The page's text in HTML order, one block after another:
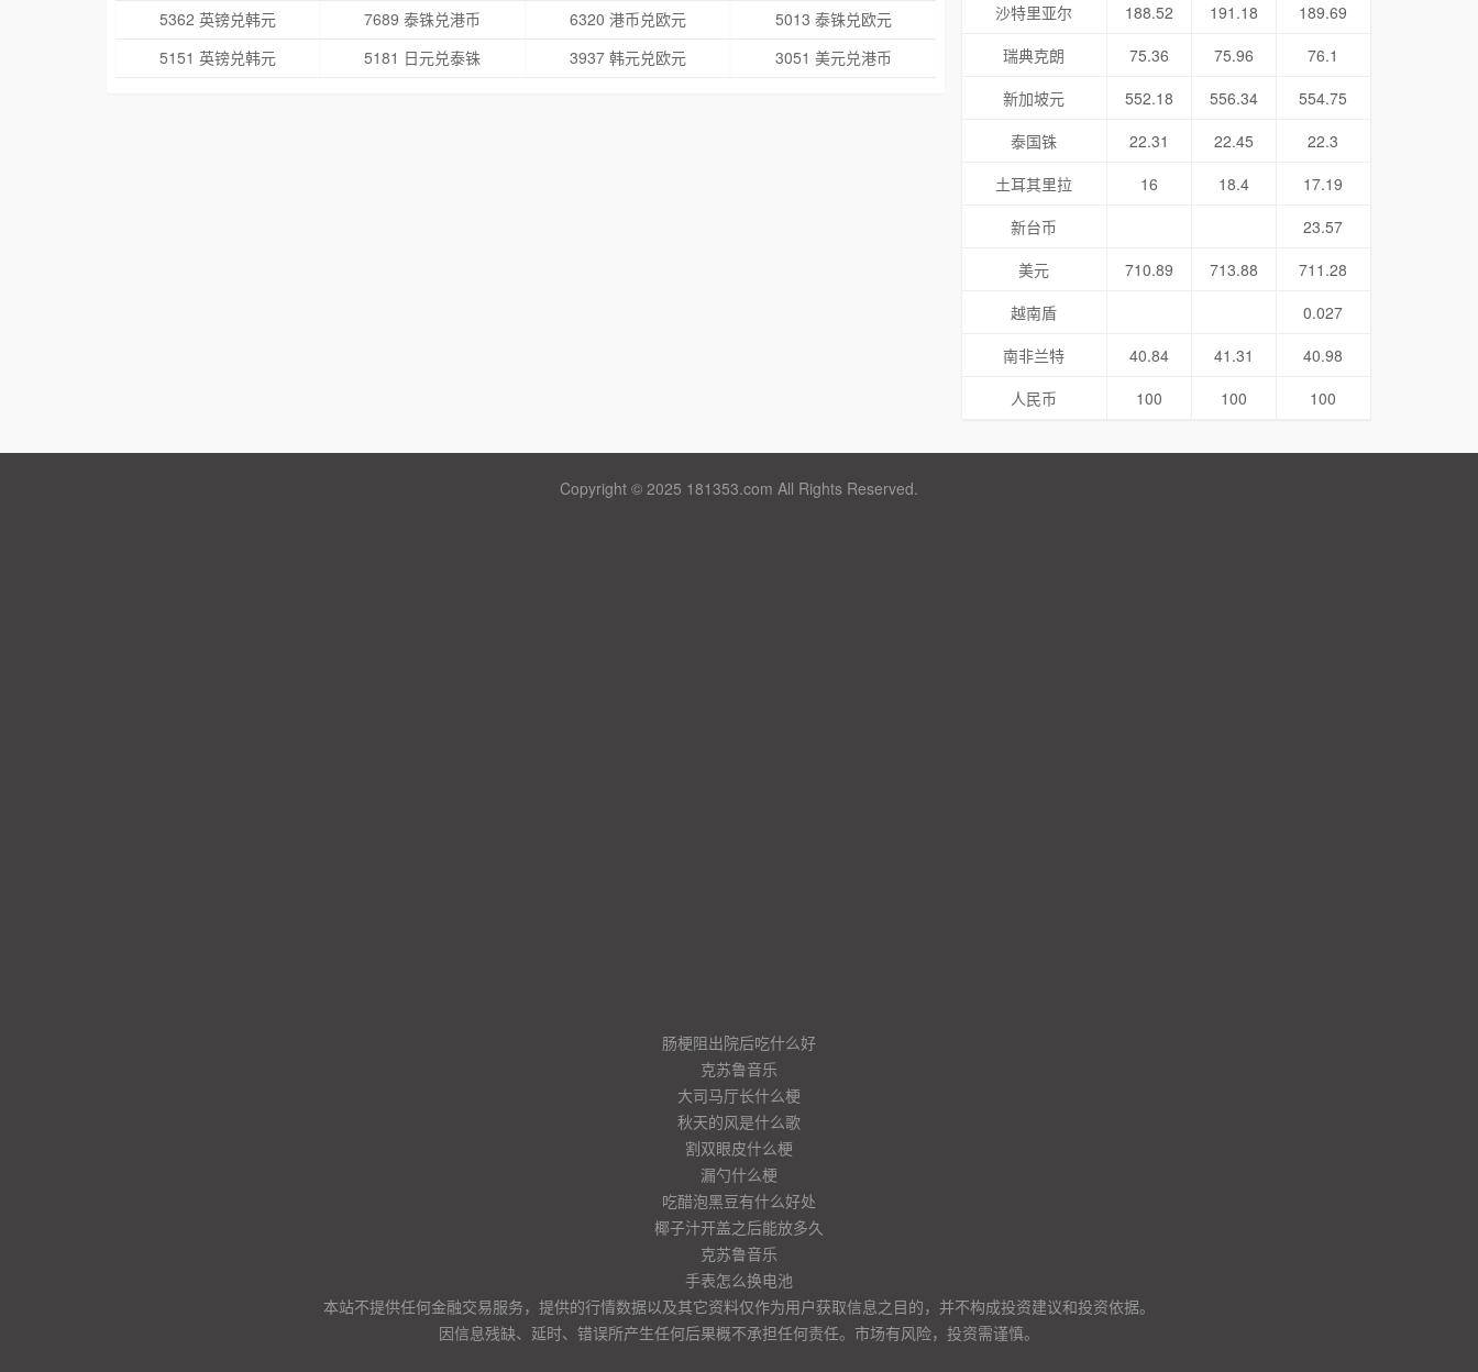
5362 英镑兑韩元
7689 泰铢兑港币 6320 港币兑欧元
5013 泰铢兑欧元
5151 英镑兑韩元
5181 日元兑泰铢 3937 韩元兑欧元 3051 美元兑港币
沙特里亚尔
188.52 191.18
189.69
瑞典克朗
75.36 75.96
76.1
新加坡元
552.18 556.34
554.75
泰国铢
22.31 22.45
22.3
土耳其里拉
16 18.4
17.19
新台币
23.57
美元
710.89 713.88
711.28
越南盾
0.027
南非兰特
40.84 41.31
40.98
人民币
100 100 100
Copyright © 2025 181353.com All Rights Reserved.
肠梗阻出院后吃什么好
克苏鲁音乐
大司马厅长什么梗
秋天的风是什么歌
割双眼皮什么梗
漏勺什么梗
吃醋泡黑豆有什么好处
椰子汁开盖之后能放多久
克苏鲁音乐
手表怎么换电池
本站不提供任何金融交易服务，提供的行情数据以及其它资料仅作为用户获取信息之目的，并不构成投资建议和投资依据。
因信息残缺、延时、错误所产生任何后果概不承担任何责任。市场有风险，投资需谨慎。